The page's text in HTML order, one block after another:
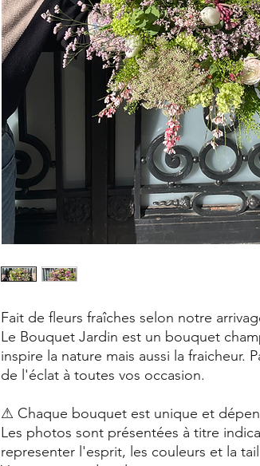
Fait de fleurs fraîches selon notre
Le Bouquet Jardin est un bouquet
inspire la nature mais aussi la fraicheur.
de l'éclat à toutes vos occasion.
⚠ Chaque bouquet est unique et
Les photos sont présentées à titre
representer l'esprit, les couleurs et la